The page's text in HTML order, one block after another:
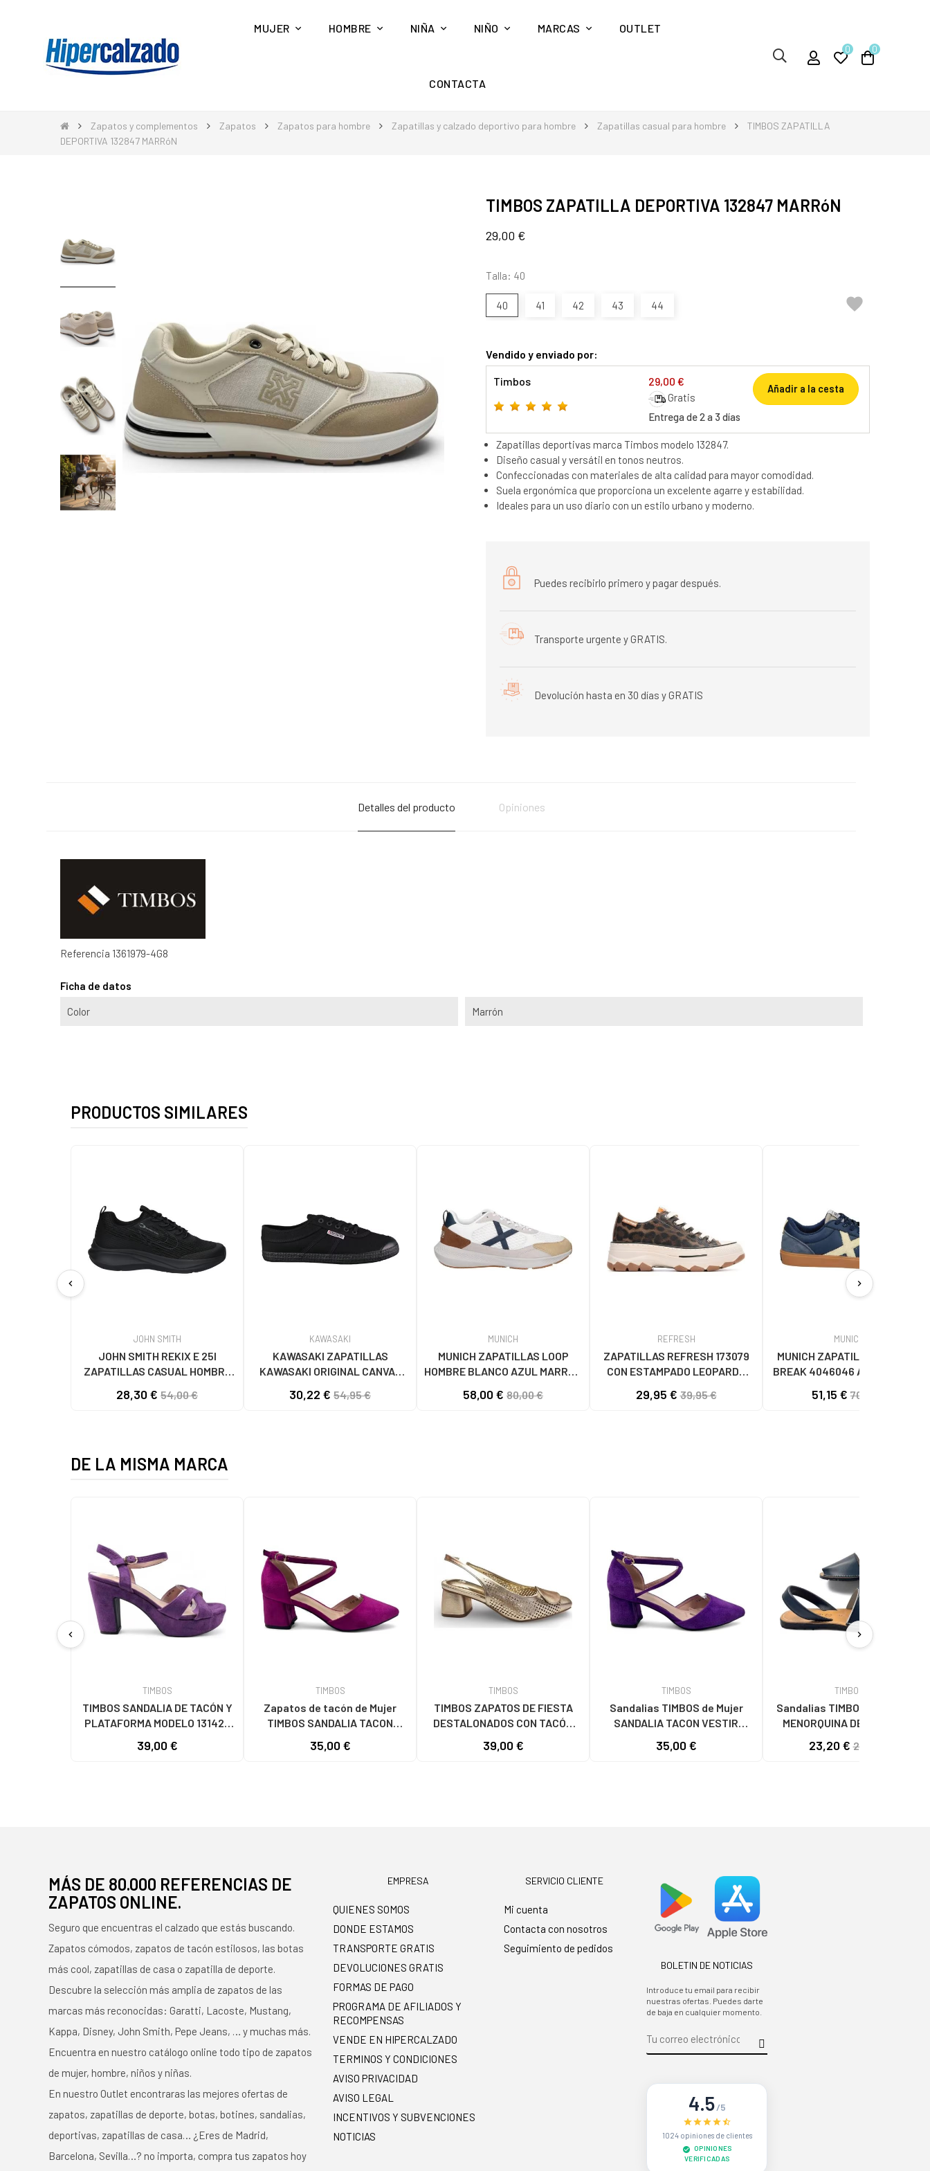
MUJER HOMBRE NIÑA NIÑO MARCAS OUTLET
CONTACTA
0 0
Zapatos y complementos Zapatos Zapatos para hombre Zapatillas y calzado deportivo para hombre Zapatillas casual para hombre
TIMBOS ZAPATILLA
DEPORTIVA 132847 MARRóN
TIMBOS ZAPATILLA DEPORTIVA 132847 MARRóN
29,00 €
Talla: 40
40 41 42 43 44 
Vendido y enviado por:
Timbos 29,00 €
Gratis
Entrega de 2 a 3 días
Añadir a la cesta
Zapatillas deportivas marca Timbos modelo 132847.
Diseño casual y versátil en tonos neutros.
Confeccionadas con materiales de alta calidad para mayor comodidad.
Suela ergonómica que proporciona un excelente agarre y estabilidad.
Ideales para un uso diario con un estilo urbano y moderno.
Puedes recibirlo primero y pagar después.
Transporte urgente y GRATIS.
Devolución hasta en 30 días y GRATIS
Detalles del producto Opiniones
Referencia 1361979-4G8
Ficha de datos
Color Marrón
PRODUCTOS SIMILARES
chevron_left
JOHN SMITH
JOHN SMITH REKIX E 25I
ZAPATILLAS CASUAL HOMBRE
28,30 € 54,00 €
KAWASAKI
KAWASAKI ZAPATILLAS
KAWASAKI ORIGINAL CANVAS
1001S BLACK SOLID
30,22 € 54,95 €
MUNICH
MUNICH ZAPATILLAS LOOP
HOMBRE BLANCO AZUL MARRÓN
58,00 € 80,00 €
REFRESH
ZAPATILLAS REFRESH 173079
CON ESTAMPADO LEOPARDO
29,95 €39,95 €
MUNICH
MUNICH ZAPATILLAS CASUAL
BREAK 4046046 AZUL46 AZUL
51,15 € 70,00 €
chevron_right
DE LA MISMA MARCA
chevron_left
TIMBOS
TIMBOS SANDALIA DE TACÓN Y
PLATAFORMA MODELO 131423
39,00 €
TIMBOS
Zapatos de tacón de Mujer
TIMBOS SANDALIA TACON
131221 VARIOS COLORES
35,00 €
TIMBOS
TIMBOS ZAPATOS DE FIESTA
DESTALONADOS CON TACÓN
AMARILLO
39,00 €
TIMBOS
Sandalias TIMBOS de Mujer
SANDALIA TACON VESTIR
35,00 €
TIMBOS
Sandalias TIMBOS de Hombre
MENORQUINA DE PIEL PARA
23,20 €29,00 €
chevron_right
MÁS DE 80.000 REFERENCIAS DE
ZAPATOS ONLINE.
Seguro que encuentras el calzado que estás buscando.
Zapatos cómodos, zapatos de tacón estilosos, las botas
más cool, zapatillas de casa o zapatilla de deporte.
Descubre la selección más amplia de zapatos de las
marcas más reconocidas: Garatti, Lacoste, Mustang,
Kappa, Disney, John Smith, Pepe Jeans, … y muchas más.
Encuentra en nuestro catálogo online todo tipo de zapatos
de mujer, hombre, niños y niñas.
En nuestro Outlet encontraras las mejores ofertas de
zapatos, zapatillas de deporte, botas, botines, sandalias,
deportivas, zapatillas de casa… ¿Eres de Madrid,
Barcelona, Sevilla…? no importa, compra tus zapatos hoy
EMPRESA
QUIENES SOMOS
DONDE ESTAMOS
TRANSPORTE GRATIS
DEVOLUCIONES GRATIS
FORMAS DE PAGO
PROGRAMA DE AFILIADOS Y
RECOMPENSAS
VENDE EN HIPERCALZADO
TERMINOS Y CONDICIONES
AVISO PRIVACIDAD
AVISO LEGAL
INCENTIVOS Y SUBVENCIONES
NOTICIAS
SERVICIO CLIENTE
Mi cuenta
Contacta con nosotros
Seguimiento de pedidos
BOLETIN DE NOTICIAS
Introduce tu email para recibir
nuestras ofertas. Puedes darte
de baja en cualquier momento.
4.5/5
1024 opiniones de clientes
OPINIONES
VERIFICADAS